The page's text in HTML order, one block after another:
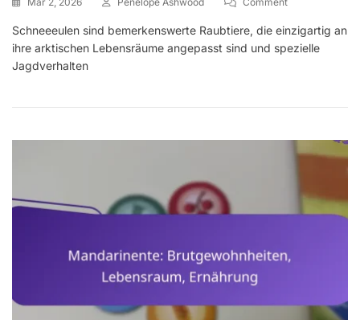
Jagdverhalten,
Lebensraum,
Schneeeulen sind bemerkenswerte Raubtiere, die einzigartig an
ihre arktischen Lebensräume angepasst sind und spezielle
Jagdverhalten